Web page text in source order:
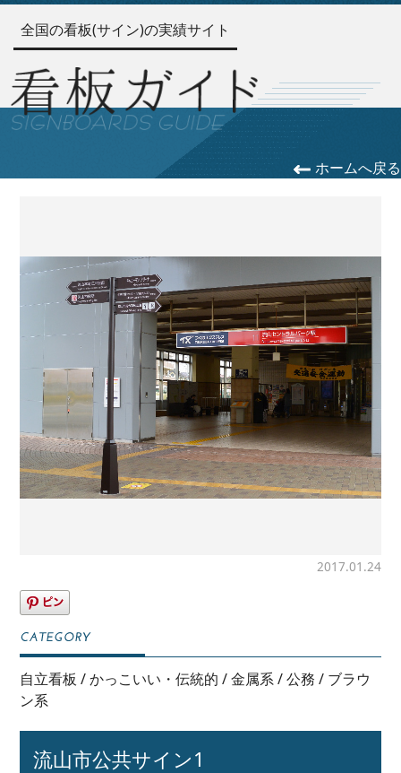
全国の看板(サイン)の実績サイト
ホームへ戻る
2017.01.24
自立看板 /かっこいい・伝統的 /金属系/公務 / ブラウ
ン系
流山市公共サイン1